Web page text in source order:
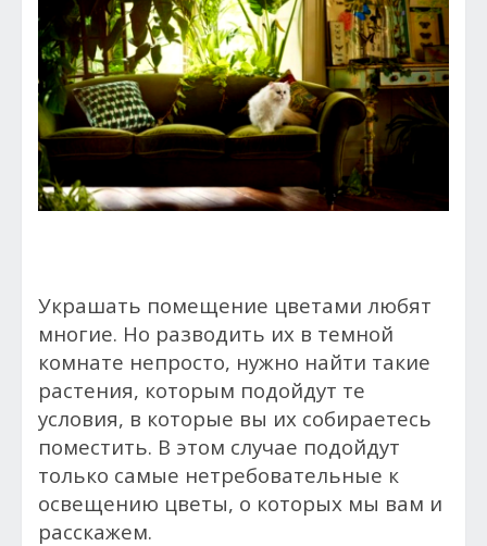
Украшать помещение цветами любят
многие. Но разводить их в темной
комнате непросто, нужно найти такие
растения, которым подойдут те
условия, в которые вы их собираетесь
поместить. В этом случае подойдут
только самые нетребовательные к
освещению цветы, о которых мы вам и
расскажем.